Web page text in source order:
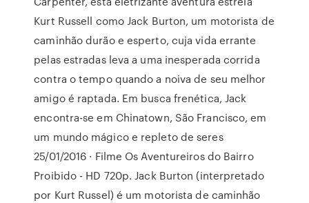
Kurt Russell como Jack Burton, um motorista de
caminhão durão e esperto, cuja vida errante
pelas estradas leva a uma inesperada corrida
contra o tempo quando a noiva de seu melhor
amigo é raptada. Em busca frenética, Jack
encontra-se em Chinatown, São Francisco, em
um mundo mágico e repleto de seres
25/01/2016 · Filme Os Aventureiros do Bairro
Proibido - HD 720p. Jack Burton (interpretado
por Kurt Russel) é um motorista de caminhão